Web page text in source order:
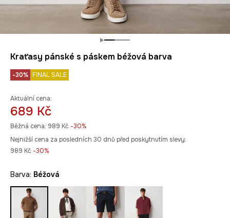
Kraťasy pánské s páskem béžová barva
-30% FINAL SALE
Aktuální cena:
689 Kč
Běžná cena: 989 Kč -30%
Nejnižší cena za posledních 30 dnů před poskytnutím slevy:
989 Kč -30%
Barva: béžová